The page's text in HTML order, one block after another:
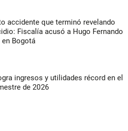
accidente que terminó revelando
Fiscalía acusó a Hugo Fernando
Bogotá
ingresos y utilidades récord en el
de 2026